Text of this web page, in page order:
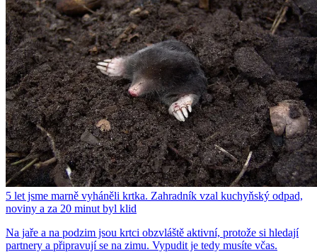
5 let jsme marně vyháněli krtka. Zahradník vzal kuchyňský odpad,
noviny a za 20 minut byl klid
Na jaře a na podzim jsou krtci obzvláště aktivní, protože si hledají
partnery a připravují se na zimu. Vypudit je tedy musíte včas.